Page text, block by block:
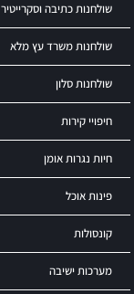
שולחנות כתיבה וסקרייטיר
שולחנות משרד עץ מלא
שולחנות סלון
חיפויי קירות
חיות נגרות אומן
פינות אוכל
קונסולות
מערכות ישיבה